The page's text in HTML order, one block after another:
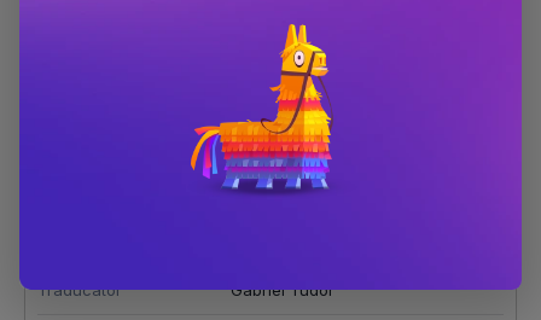
150x230
Litera
Sean McMeekin
Traducator Gabriel Tudor